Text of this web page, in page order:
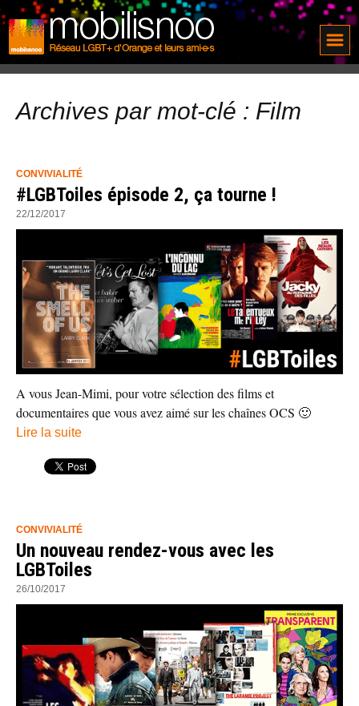
Archives par mot-clé : Film
CONVIVIALITÉ
#LGBToiles épisode 2, ça tourne !
22/12/2017
A vous Jean-Mimi, pour votre sélection des films et
documentaires que vous avez aimé sur les chaînes OCS 🙂
Lire la suite
CONVIVIALITÉ
Un nouveau rendez-vous avec les
LGBToiles
26/10/2017